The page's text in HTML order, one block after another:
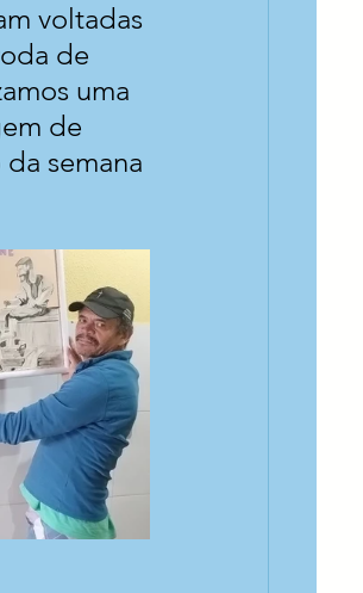
voltadas
de
uma
de
semana